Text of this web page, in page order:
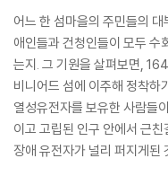
어느 한 섬마을의 주민들의
애인들과 건청인들이 모두 수
는지. 그 기원을 살펴보면,
비니어드 섬에 이주해 정착하
열성유전자를 보유한 사람들
이고 고립된 인구 안에서 근
장애 유전자가 널리 퍼지게된